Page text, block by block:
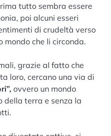
tutto sembra essere
poi alcuni esseri
di crudeltà verso
mondo che li circonda.
grazie al fatto che
loro, cercano una via di
ovvero un mondo
della terra e senza la